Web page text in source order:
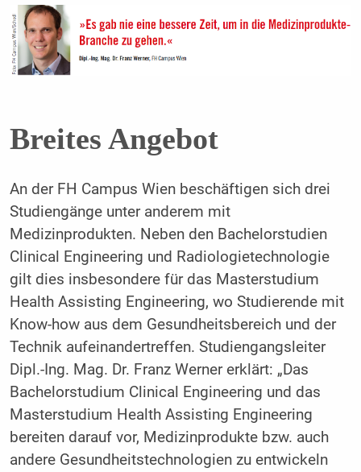
Breites Angebot
An der FH Campus Wien beschäftigen sich drei
Studiengänge unter anderem mit
Medizinprodukten. Neben den Bachelorstudien
Clinical Engineering und Radiologietechnologie
gilt dies insbesondere für das Masterstudium
Health Assisting Engineering, wo Studierende mit
Know-how aus dem Gesundheitsbereich und der
Technik aufeinandertreffen. Studiengangsleiter
Dipl.-Ing. Mag. Dr. Franz Werner erklärt: „Das
Bachelorstudium Clinical Engineering und das
Masterstudium Health Assisting Engineering
bereiten darauf vor, Medizinprodukte bzw. auch
andere Gesundheitstechnologien zu entwickeln